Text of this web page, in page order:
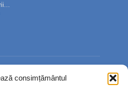
consimțământul